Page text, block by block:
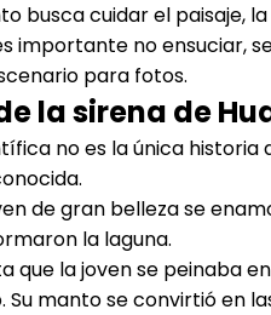
busca cuidar el paisaje,
importante no ensuciar,
para fotos.
la sirena de
no es la única historia
de gran belleza se
la laguna.
que la joven se peinaba
Su manto se convirtió en